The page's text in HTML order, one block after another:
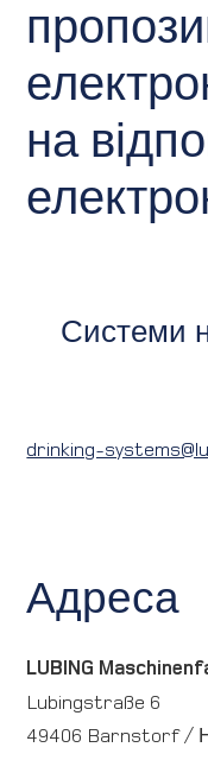
на
Системи
drinking-
Адреса
LUBING
Lubingstraße 6
49406 Barnstorf /